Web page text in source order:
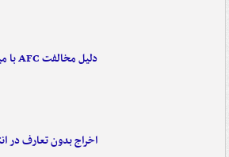
دلیل مخالفت AFC با میزبانی آبی‌ها در عراق
اخراج بدون تعارف در